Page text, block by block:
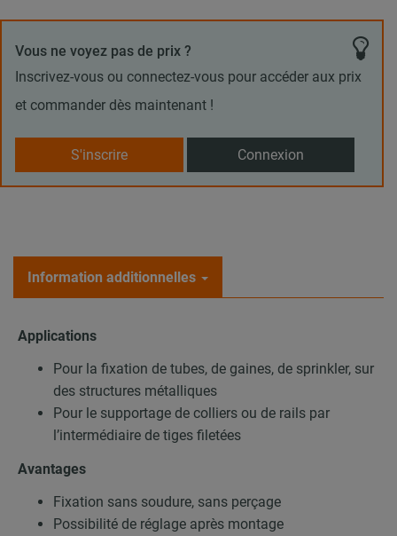
Vous ne voyez pas de prix ?
Inscrivez-vous ou connectez-vous pour accéder aux prix
et commander dès maintenant !
S'inscrire Connexion
Information additionnelles
Applications
Pour la fixation de tubes, de gaines, de sprinkler, sur
des structures métalliques
Pour le supportage de colliers ou de rails par
l’intermédiaire de tiges filetées
Avantages
Fixation sans soudure, sans perçage
Possibilité de réglage après montage